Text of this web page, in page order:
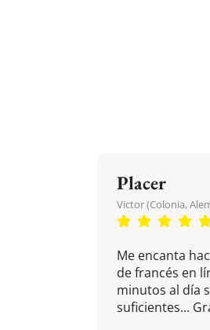
Placer
Victor (Colonia,
Me encanta
de francés en
minutos al día
suficientes...